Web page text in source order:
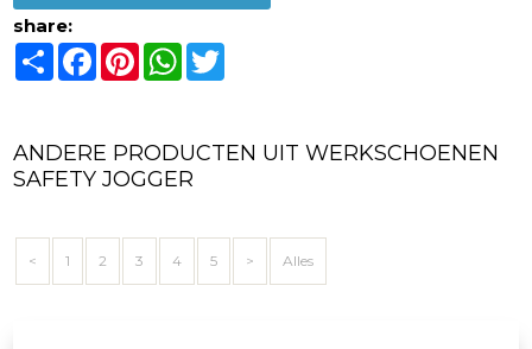
share:
ShareFacebook
PinterestWhatsApp
ANDERE PRODUCTEN UIT WERKSCHOENEN
SAFETY JOGGER
< 1 2 3 4 5 > Alles